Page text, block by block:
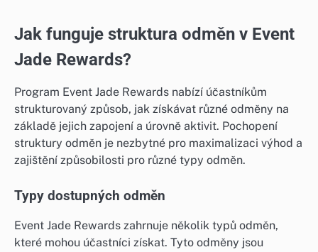
Jak funguje struktura odměn v Event
Jade Rewards?
Program Event Jade Rewards nabízí účastníkům
strukturovaný způsob, jak získávat různé odměny na
základě jejich zapojení a úrovně aktivit. Pochopení
struktury odměn je nezbytné pro maximalizaci výhod a
zajištění způsobilosti pro různé typy odměn.
Typy dostupných odměn
Event Jade Rewards zahrnuje několik typů odměn,
které mohou účastníci získat. Tyto odměny jsou